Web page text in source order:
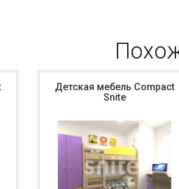
Детская мебель Compact
Snite